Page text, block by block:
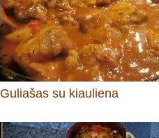
Guliašas su kiauliena